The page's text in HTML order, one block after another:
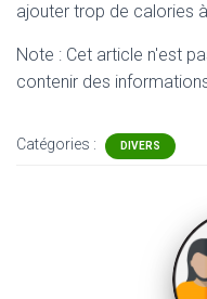
ajouter trop de calories
Note : Cet article n'est
contenir des
Catégories : DIVERS